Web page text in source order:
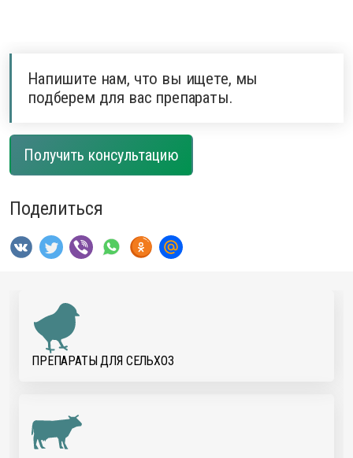
Напишите нам, что вы ищете, мы
подберем для вас препараты.
Получить консультацию
Поделиться
ПРЕПАРАТЫ ДЛЯ CЕЛЬХОЗ